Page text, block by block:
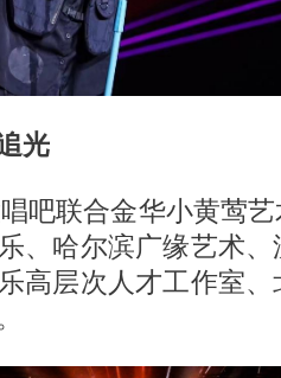
光
吧联合金华小黄莺
、哈尔滨广缘艺术
高层次人才工作室